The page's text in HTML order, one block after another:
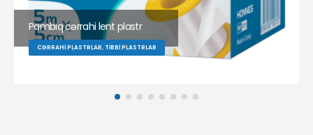
Pambıq cərrahi lent plastr
CƏRRAHI PLASTRLAR, TIBBI PLASTRLAR